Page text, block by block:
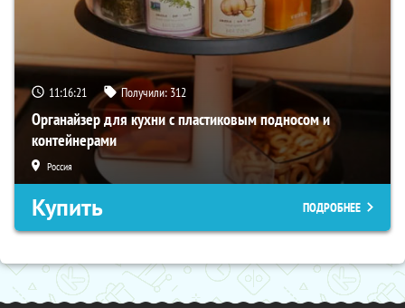
11:16:19 Получили: 312
Органайзер для кухни с пластиковым подносом и
контейнерами
Россия
Купить ПОДРОБНЕЕ